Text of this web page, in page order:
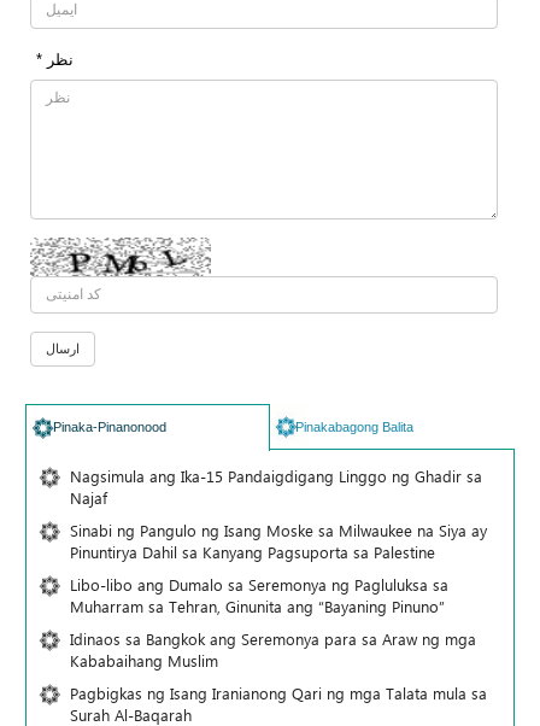
* نظر
Pinaka-Pinanonood Pinakabagong Balita
Nagsimula ang Ika-15 Pandaigdigang Linggo ng Ghadir sa
Najaf
Sinabi ng Pangulo ng Isang Moske sa Milwaukee na Siya ay
Pinuntirya Dahil sa Kanyang Pagsuporta sa Palestine
Libo-libo ang Dumalo sa Seremonya ng Pagluluksa sa
Muharram sa Tehran, Ginunita ang “Bayaning Pinuno”
Idinaos sa Bangkok ang Seremonya para sa Araw ng mga
Kababaihang Muslim
Pagbigkas ng Isang Iranianong Qari ng mga Talata mula sa
Surah Al-Baqarah